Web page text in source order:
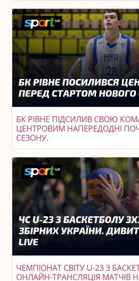
БК РІВНЕ ПІДСИЛИВ СВОЮ
ЦЕНТРОВИМ НАПЕРЕДОДНІ
СЕЗОНУ.
ЧЕМПІОНАТ СВІТУ U-23 З
ОНЛАЙН-ТРАНСЛЯЦІЯ МАТЧІВ